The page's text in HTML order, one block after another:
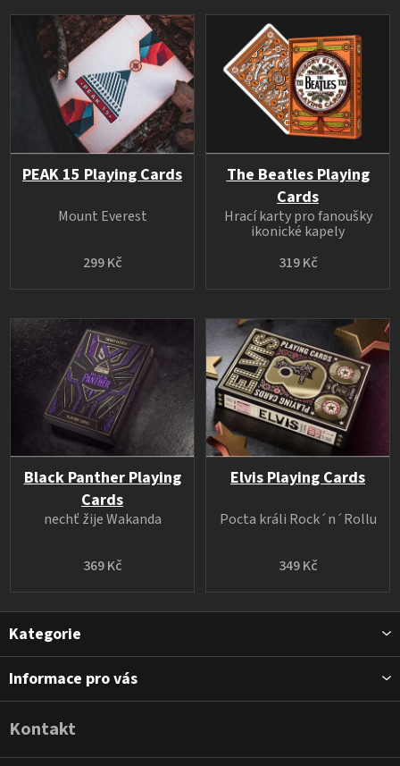
PEAK 15 Playing Cards
299 Kč
Mount Everest
The Beatles Playing
Cards
319 Kč
Hrací karty pro fanoušky
ikonické kapely
Black Panther Playing
Cards
369 Kč
nechť žije Wakanda
Elvis Playing Cards
349 Kč
Pocta králi Rock´n´Rollu
Z
p
Kategorie
Informace pro vás
Kontakt